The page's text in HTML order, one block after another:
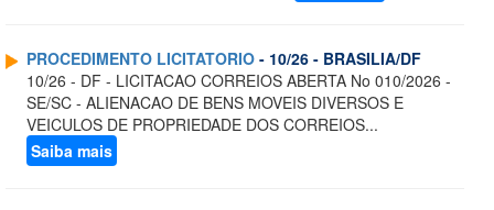
PROCEDIMENTO LICITATORIO - 10/26 - BRASILIA/DF
10/26 - DF - LICITACAO CORREIOS ABERTA No 010/2026 -
SE/SC - ALIENACAO DE BENS MOVEIS DIVERSOS E
VEICULOS DE PROPRIEDADE DOS CORREIOS...
Saiba mais